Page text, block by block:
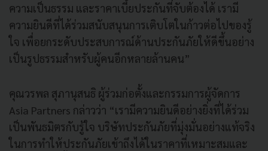
ความเป็นธรรม และราคาเบี้ยประกันที่จับต้องได้ เรามี
ความยินดีที่ได้ร่วมสนับสนุนการเติบโตในก้าวต่อไปของรู้
ใจ เพื่อยกระดับประสบการณ์ด้านประกันภัยให้ดีขึ้นอย่าง
เป็นรูปธรรมสำหรับผู้คนอีกหลายล้านคน”
คุณวรพล สุภานุสนธิ ผู้ร่วมก่อตั้งและกรรมการผู้จัดการ
Asia Partners กล่าวว่า “เรามีความยินดีอย่างยิ่งที่ได้ร่วม
เป็นพันธมิตรกับรู้ใจ บริษัทประกันภัยที่มุ่งมั่นอย่างแท้จริง
ในการทำให้ประกันภัยเข้าถึงได้ในราคาที่เหมาะสมและ